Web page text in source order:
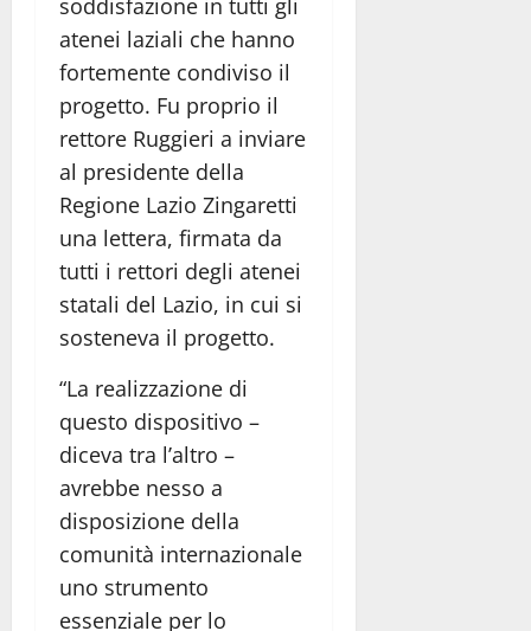
soddisfazione in tutti gli
atenei laziali che hanno
fortemente condiviso il
progetto. Fu proprio il
rettore Ruggieri a inviare
al presidente della
Regione Lazio Zingaretti
una lettera, firmata da
tutti i rettori degli atenei
statali del Lazio, in cui si
sosteneva il progetto.
“La realizzazione di
questo dispositivo –
diceva tra l’altro –
avrebbe nesso a
disposizione della
comunità internazionale
uno strumento
essenziale per lo